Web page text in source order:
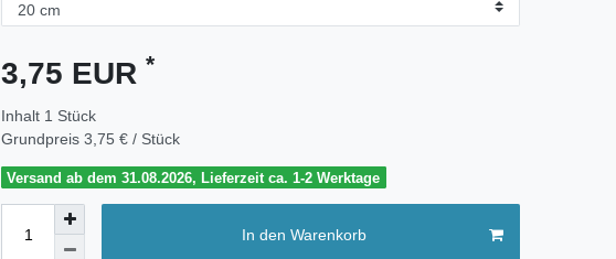
3,75 EUR *
Inhalt 1 Stück
Grundpreis 3,75 € / Stück
Versand ab dem 31.08.2026, Lieferzeit ca. 1-2 Werktage
In den Warenkorb